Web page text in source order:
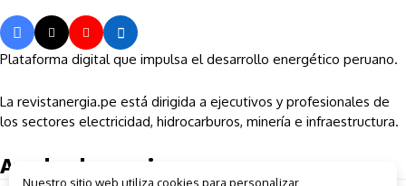
Plataforma digital que impulsa el desarrollo energético peruano.
La revistanergia.pe está dirigida a ejecutivos y profesionales de
los sectores electricidad, hidrocarburos, minería e infraestructura.
Ayuda al usuario
Nuestro sitio web utiliza cookies para personalizar